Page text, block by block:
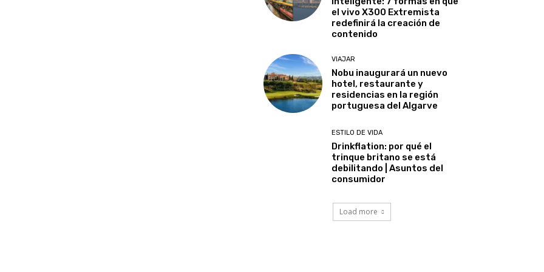
el vivo X300 Extremista
redefinirá la creación de
contenido
VIAJAR
Nobu inaugurará un nuevo
hotel, restaurante y
residencias en la región
portuguesa del Algarve
ESTILO DE VIDA
Drinkflation: por qué el
trinque britano se está
debilitando | Asuntos del
consumidor
Load more